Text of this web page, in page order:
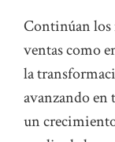
Continúan los
ventas como
la
avanzando
un